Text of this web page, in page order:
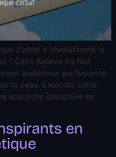
Zarbaf a révolutionné le
Can’t Believe It’s Not
audacieux qui fusionne
la peau. Explorez cette
approche disruptive en
en